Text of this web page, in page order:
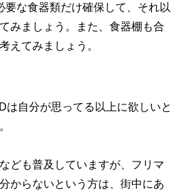
要な食器類だけ確保して、それ以
みましょう。また、食器棚も合
えてみましょう。
は自分が思ってる以上に欲しいと
ども普及していますが、フリマ
からないという方は、街中にあ